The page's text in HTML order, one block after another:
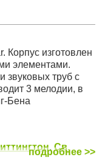
Корпус изготовлен
элементами.
звуковых труб с
3 мелодии, в
Бена
, Св.
подробнее >>